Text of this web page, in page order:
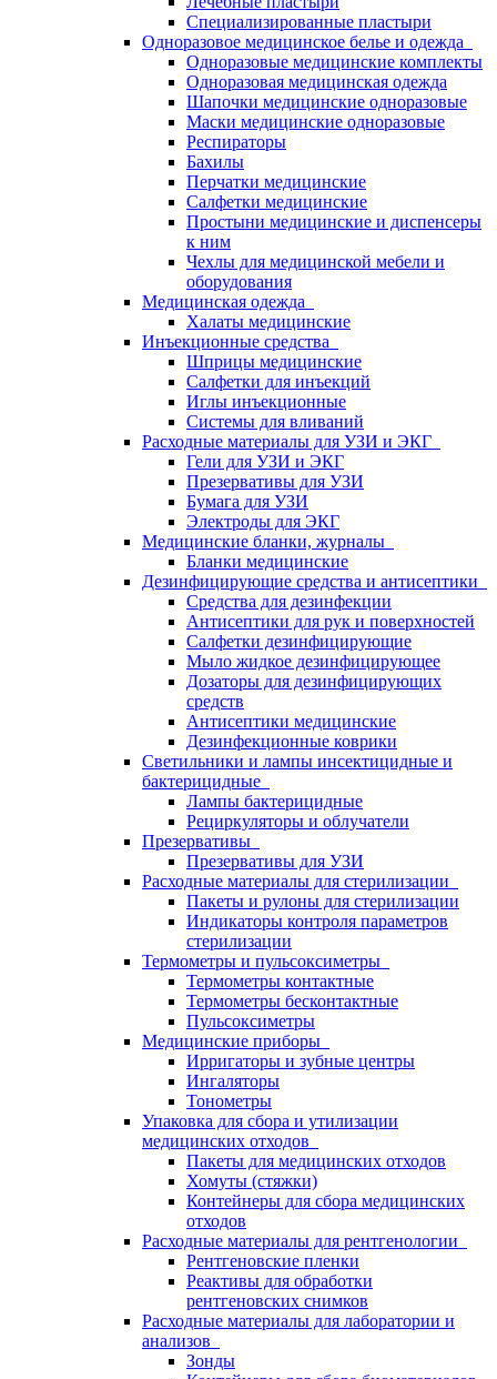
Специализированные пластыри
Одноразовое медицинское белье и одежда
Одноразовые медицинские комплекты
Одноразовая медицинская одежда
Шапочки медицинские одноразовые
Маски медицинские одноразовые
Респираторы
Бахилы
Перчатки медицинские
Салфетки медицинские
Простыни медицинские и диспенсеры
к ним
Чехлы для медицинской мебели и
оборудования
Медицинская одежда
Халаты медицинские
Инъекционные средства
Шприцы медицинские
Салфетки для инъекций
Иглы инъекционные
Системы для вливаний
Расходные материалы для УЗИ и ЭКГ
Гели для УЗИ и ЭКГ
Презервативы для УЗИ
Бумага для УЗИ
Электроды для ЭКГ
Медицинские бланки, журналы
Бланки медицинские
Дезинфицирующие средства и антисептики
Средства для дезинфекции
Антисептики для рук и поверхностей
Салфетки дезинфицирующие
Мыло жидкое дезинфицирующее
Дозаторы для дезинфицирующих
средств
Антисептики медицинские
Дезинфекционные коврики
Светильники и лампы инсектицидные и
бактерицидные
Лампы бактерицидные
Рециркуляторы и облучатели
Презервативы
Презервативы для УЗИ
Расходные материалы для стерилизации
Пакеты и рулоны для стерилизации
Индикаторы контроля параметров
стерилизации
Термометры и пульсоксиметры
Термометры контактные
Термометры бесконтактные
Пульсоксиметры
Медицинские приборы
Ирригаторы и зубные центры
Ингаляторы
Тонометры
Упаковка для сбора и утилизации
медицинских отходов
Пакеты для медицинских отходов
Хомуты (стяжки)
Контейнеры для сбора медицинских
отходов
Расходные материалы для рентгенологии
Рентгеновские пленки
Реактивы для обработки
рентгеновских снимков
Расходные материалы для лаборатории и
анализов
Зонды